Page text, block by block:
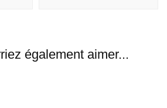
également aimer...